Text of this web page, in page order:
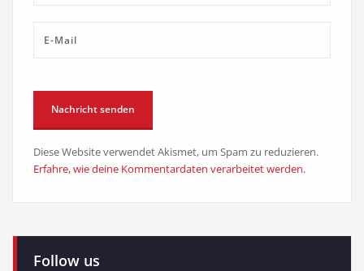
Diese Website verwendet Akismet, um Spam zu reduzieren.
Erfahre, wie deine Kommentardaten verarbeitet werden.
Follow us